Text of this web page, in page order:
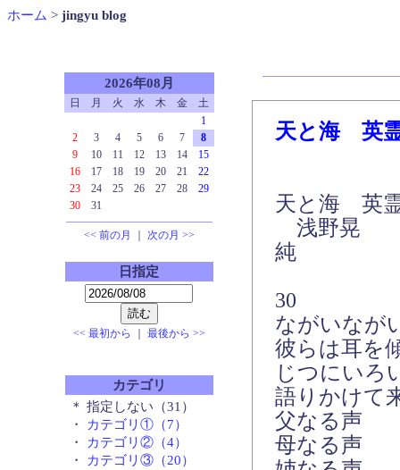
ホーム > jingyu blog
2026年08月
日 月 火 水 木 金
土
1
2
3 4 5 6 7
8
9
10 11 12 13 14
15
16
17 18 19 20 21
22
23
24 25 26 27 28
29
30
31
<< 前の月 次の月 >>
日指定
<< 最初から 最後から >>
カテゴリ
＊ 指定しない（31）
・
カテゴリ①（7）
・
カテゴリ②（4）
・
カテゴリ③（20）
天と海 英
天と海 英
浅野晃
純
30
ながいなが
彼らは耳を
じつにいろ
語りかけて
父なる声
母なる声